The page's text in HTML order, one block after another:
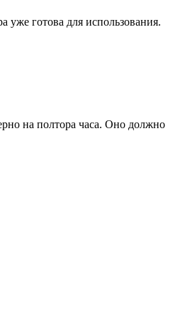
уже готова для использования.
на полтора часа. Оно должно